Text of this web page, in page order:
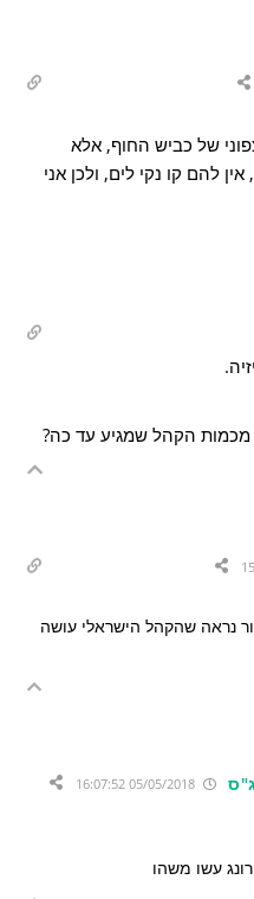
של כביש החוף, אלא
להם קו נקי לים, ולכן אני
מכמות הקהל שמגיע עד כה?
נראה שהקהל הישראלי עושה
עשו משהו